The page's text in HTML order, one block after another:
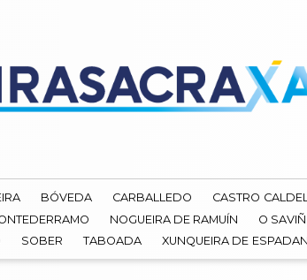
BÓVEDA CARBALLEDO CASTRO
NOGUEIRA DE RAMUÍN O
SOBER TABOADA XUNQUEIRA DE